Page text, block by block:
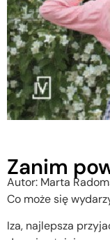
Zanim
Autor: Marta
Co może się
Iza, najlepsza